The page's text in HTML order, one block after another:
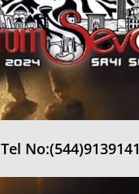
Tel No:(544)9139141